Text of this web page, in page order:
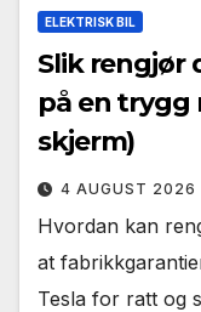
ELEKTRISK BIL
Slik rengjør
på en trygg
skjerm)
4 AUGUST 2026
Hvordan kan
at
Tesla for ratt og